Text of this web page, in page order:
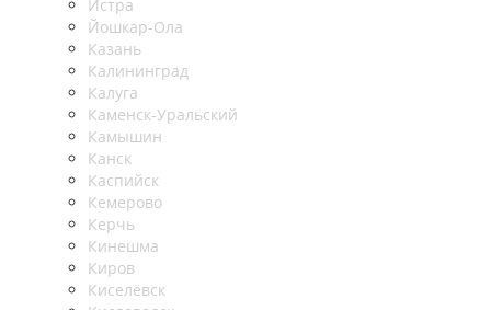
Истра
Йошкар-Ола
Казань
Калининград
Калуга
Каменск-Уральский
Камышин
Канск
Каспийск
Кемерово
Керчь
Кинешма
Киров
Киселёвск